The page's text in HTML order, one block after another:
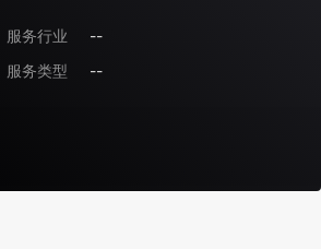
服务行业
--
服务类型
--